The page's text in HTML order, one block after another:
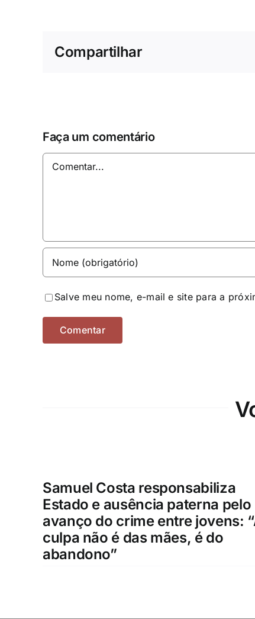
Compartilhar
Faça um comentário
Comentar
Salve meu nome, e-mail e site para a
Samuel Costa responsabiliza
Estado e ausência paterna pelo
avanço do crime entre jovens:
culpa não é das mães, é do
abandono”